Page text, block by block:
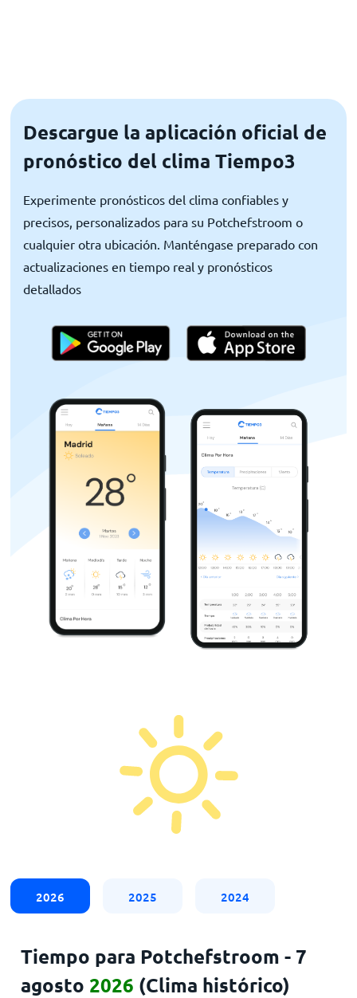
Descargue la aplicación oficial de
pronóstico del clima Tiempo3
Experimente pronósticos del clima confiables y
precisos, personalizados para su Potchefstroom o
cualquier otra ubicación. Manténgase preparado con
actualizaciones en tiempo real y pronósticos
detallados
2026 2025 2024
Tiempo para Potchefstroom - 7
agosto 2026 (Clima histórico)